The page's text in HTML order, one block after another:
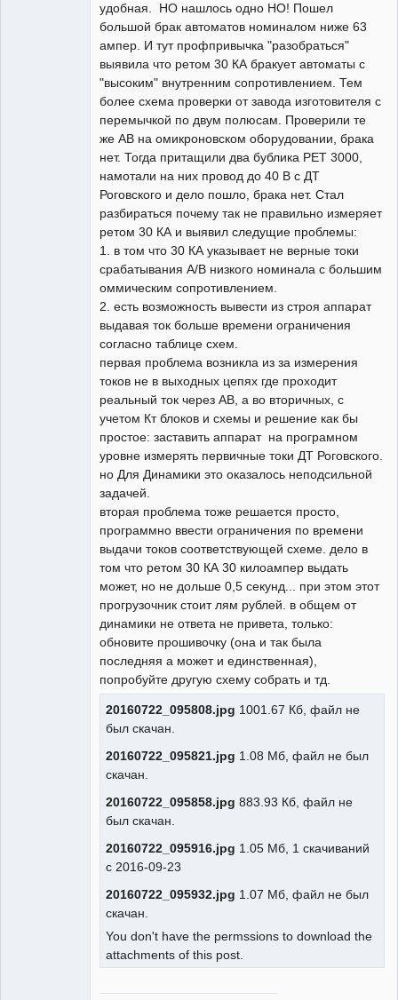
удобная. НО нашлось одно НО! Пошел
большой брак автоматов номиналом ниже 63
ампер. И тут профпривычка "разобраться"
выявила что ретом 30 КА бракует автоматы с
"высоким" внутренним сопротивлением. Тем
более схема проверки от завода изготовителя с
перемычкой по двум полюсам. Проверили те
же АВ на омикроновском оборудовании, брака
нет. Тогда притащили два бублика РЕТ 3000,
намотали на них провод до 40 В с ДТ
Роговского и дело пошло, брака нет. Стал
разбираться почему так не правильно измеряет
ретом 30 КА и выявил следущие проблемы:
1. в том что 30 КА указывает не верные токи
срабатывания А/В низкого номинала с большим
оммическим сопротивлением.
2. есть возможность вывести из строя аппарат
выдавая ток больше времени ограничения
согласно таблице схем.
первая проблема возникла из за измерения
токов не в выходных цепях где проходит
реальный ток через АВ, а во вторичных, с
учетом Кт блоков и схемы и решение как бы
простое: заставить аппарат на програмном
уровне измерять первичные токи ДТ Роговского.
но Для Динамики это оказалось неподсильной
задачей.
вторая проблема тоже решается просто,
программно ввести ограничения по времени
выдачи токов соответствующей схеме. дело в
том что ретом 30 КА 30 килоампер выдать
может, но не дольше 0,5 секунд... при этом этот
прогрузочник стоит лям рублей. в общем от
динамики не ответа не привета, только:
обновите прошивочку (она и так была
последняя а может и единственная),
попробуйте другую схему собрать и тд.
20160722_095808.jpg 1001.67 Кб, файл не
был скачан.
20160722_095821.jpg 1.08 Мб, файл не был
скачан.
20160722_095858.jpg 883.93 Кб, файл не
был скачан.
20160722_095916.jpg 1.05 Мб, 1 скачиваний
с 2016-09-23
20160722_095932.jpg 1.07 Мб, файл не был
скачан.
You don't have the permssions to download the
attachments of this post.